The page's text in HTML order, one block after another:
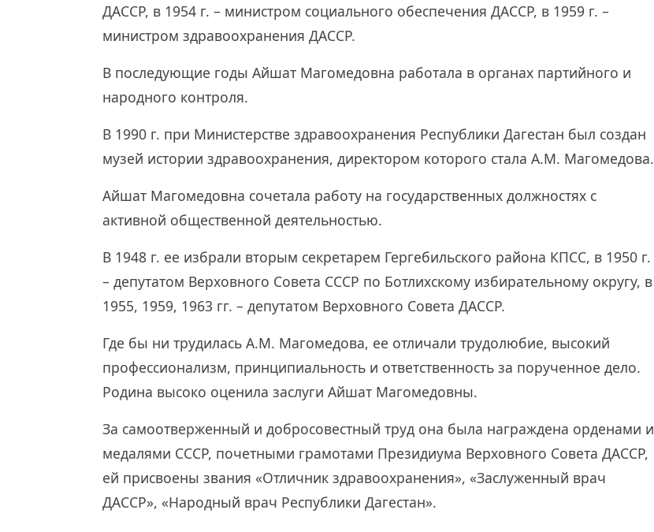
ДАССР, в 1954 г. – министром социального обеспечения ДАССР, в 1959 г. –
министром здравоохранения ДАССР.
В последующие годы Айшат Магомедовна работала в органах партийного и
народного контроля.
В 1990 г. при Министерстве здравоохранения Республики Дагестан был создан
музей истории здравоохранения, директором которого стала А.М. Магомедова.
Айшат Магомедовна сочетала работу на государственных должностях с
активной общественной деятельностью.
В 1948 г. ее избрали вторым секретарем Гергебильского района КПСС, в 1950 г.
– депутатом Верховного Совета СССР по Ботлихскому избирательному округу, в
1955, 1959, 1963 гг. – депутатом Верховного Совета ДАССР.
Где бы ни трудилась А.М. Магомедова, ее отличали трудолюбие, высокий
профессионализм, принципиальность и ответственность за порученное дело.
Родина высоко оценила заслуги Айшат Магомедовны.
За самоотверженный и добросовестный труд она была награждена орденами и
медалями СССР, почетными грамотами Президиума Верховного Совета ДАССР,
ей присвоены звания «Отличник здравоохранения», «Заслуженный врач
ДАССР», «Народный врач Республики Дагестан».